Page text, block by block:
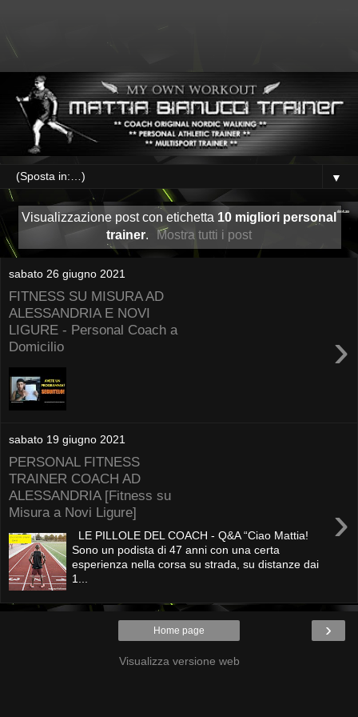
▼
Visualizzazione post con etichetta 10 migliori personal
trainer. Mostra tutti i post
sabato 26 giugno 2021
FITNESS SU MISURA AD
ALESSANDRIA E NOVI
LIGURE - Personal Coach a
Domicilio
›
sabato 19 giugno 2021
PERSONAL FITNESS
TRAINER COACH AD
ALESSANDRIA [Fitness su
Misura a Novi Ligure]
›
LE PILLOLE DEL COACH - Q&A “Ciao Mattia!
Sono un podista di 47 anni con una certa
esperienza nella corsa su strada, su distanze dai
1...
›
Home page
Visualizza versione web